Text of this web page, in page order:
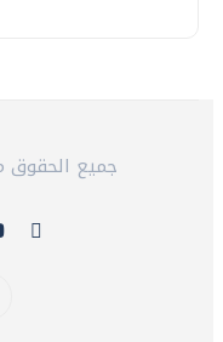
© 2026 جميع